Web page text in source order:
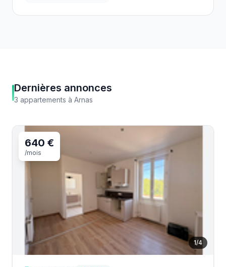
Dernières annonces
3 appartements à Arnas
1/4
640 €
/mois